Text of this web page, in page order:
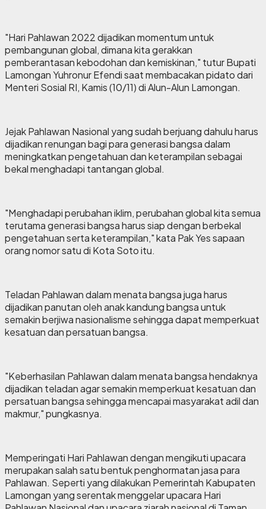
"Hari Pahlawan 2022 dijadikan momentum untuk
pembangunan global, dimana kita gerakkan
pemberantasan kebodohan dan kemiskinan," tutur Bupati
Lamongan Yuhronur Efendi saat membacakan pidato dari
Menteri Sosial RI, Kamis (10/11) di Alun-Alun Lamongan.
Jejak Pahlawan Nasional yang sudah berjuang dahulu harus
dijadikan renungan bagi para generasi bangsa dalam
meningkatkan pengetahuan dan keterampilan sebagai
bekal menghadapi tantangan global.
"Menghadapi perubahan iklim, perubahan global kita semua
terutama generasi bangsa harus siap dengan berbekal
pengetahuan serta keterampilan," kata Pak Yes sapaan
orang nomor satu di Kota Soto itu.
Teladan Pahlawan dalam menata bangsa juga harus
dijadikan panutan oleh anak kandung bangsa untuk
semakin berjiwa nasionalisme sehingga dapat memperkuat
kesatuan dan persatuan bangsa.
"Keberhasilan Pahlawan dalam menata bangsa hendaknya
dijadikan teladan agar semakin memperkuat kesatuan dan
persatuan bangsa sehingga mencapai masyarakat adil dan
makmur," pungkasnya.
Memperingati Hari Pahlawan dengan mengikuti upacara
merupakan salah satu bentuk penghormatan jasa para
Pahlawan. Seperti yang dilakukan Pemerintah Kabupaten
Lamongan yang serentak menggelar upacara Hari